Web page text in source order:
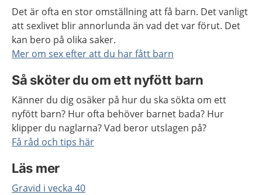
Det är ofta en stor omställning att få barn. Det vanligt
att sexlivet blir annorlunda än vad det var förut. Det
kan bero på olika saker.
Mer om sex efter att du har fått barn
Så sköter du om ett nyfött barn
Känner du dig osäker på hur du ska sökta om ett
nyfött barn? Hur ofta behöver barnet bada? Hur
klipper du naglarna? Vad beror utslagen på?
Få råd och tips här
Läs mer
Gravid i vecka 40